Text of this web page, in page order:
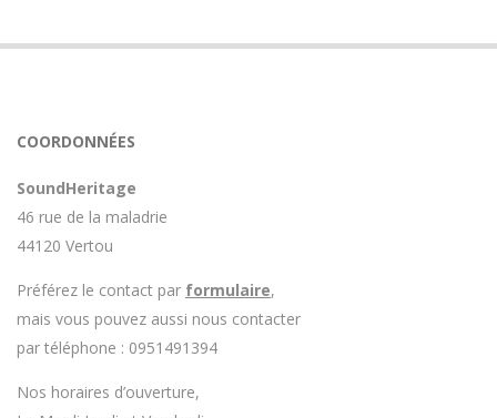
COORDONNÉES
SoundHeritage
46 rue de la maladrie
44120 Vertou
Préférez le contact par formulaire,
mais vous pouvez aussi nous contacter
par téléphone : 0951491394
Nos horaires d’ouverture,